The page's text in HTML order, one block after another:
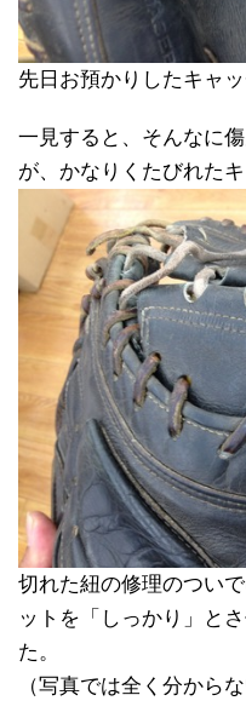
先日お預かりしたキャ
一見すると、そんなに
が、かなりくたびれた
切れた紐の修理のつい
ットを「しっかり」と
た。
（写真では全く分から